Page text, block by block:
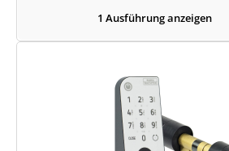
1 Ausführung anzeigen